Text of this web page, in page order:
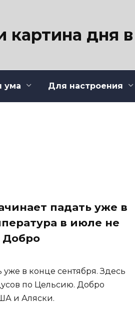
картина дня
ума Для настроения
падать уже в
в июле не
Добро
уже в конце сентября. Здесь
по Цельсию. Добро
и Аляски.